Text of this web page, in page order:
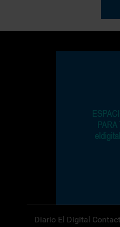
Diario El Digital